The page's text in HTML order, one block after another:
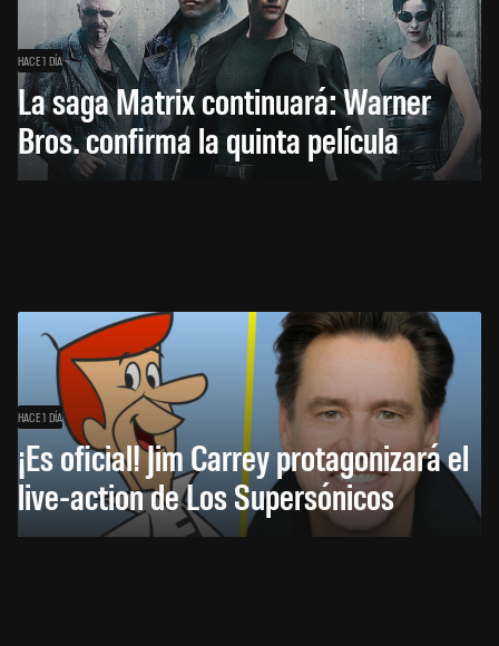
HACE 1 DÍA
La saga Matrix continuará: Warner
Bros. confirma la quinta película
HACE 1 DÍA
¡Es oficial! Jim Carrey protagonizará el
live-action de Los Supersónicos